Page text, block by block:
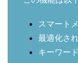
スマート
最適化さ
キーワー